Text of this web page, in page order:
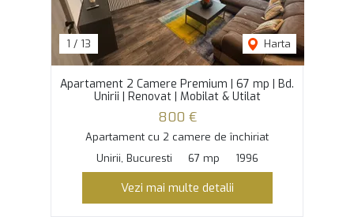
1 / 13 Harta
Apartament 2 Camere Premium | 67 mp | Bd.
Unirii | Renovat | Mobilat & Utilat
800 €
Apartament cu 2 camere de închiriat
Unirii, Bucuresti
67 mp 1996
Vezi mai multe detalii